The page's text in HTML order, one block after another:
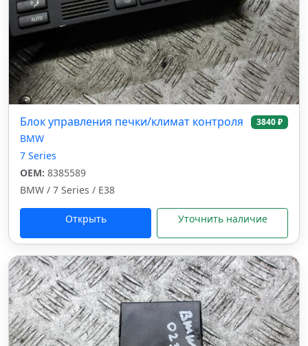
Блок управления печки/климат контроля 3840 ₽
BMW
7 Series
OEM: 8385589
BMW / 7 Series / E38
Открыть Уточнить наличие